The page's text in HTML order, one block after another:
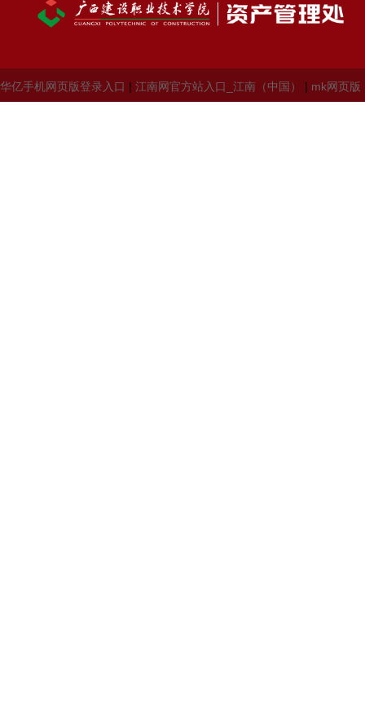
华亿手机网页版登录入口 | 江南网官方站入口_江南（中国） | mk网页版